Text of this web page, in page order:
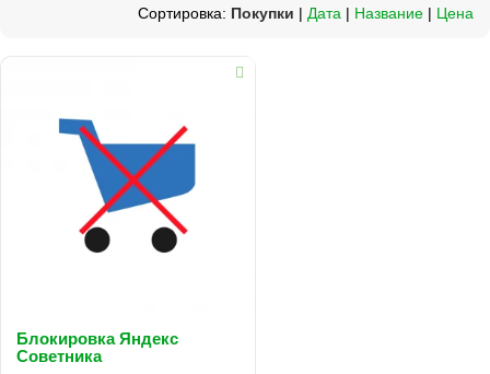
Сортировка: Покупки | Дата | Название | Цена
Блокировка Яндекс
Советника